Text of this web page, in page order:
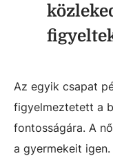
Az egyik csapat
figyelmeztetett a
fontosságára. A
a gyermekeit